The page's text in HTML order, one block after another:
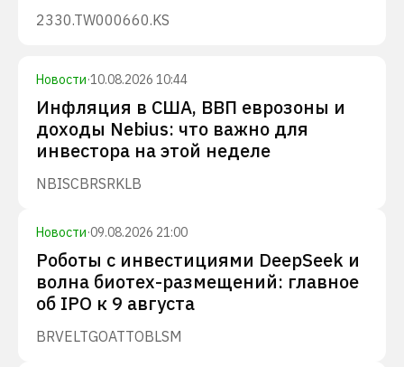
2330.TW000660.KS
Новости·10.08.2026 10:44
Инфляция в США, ВВП еврозоны и
доходы Nebius: что важно для
инвестора на этой неделе
NBISCBRSRKLB
Новости·09.08.2026 21:00
Роботы с инвестициями DeepSeek и
волна биотех-размещений: главное
об IPO к 9 августа
BRVELTGOATTOBLSM